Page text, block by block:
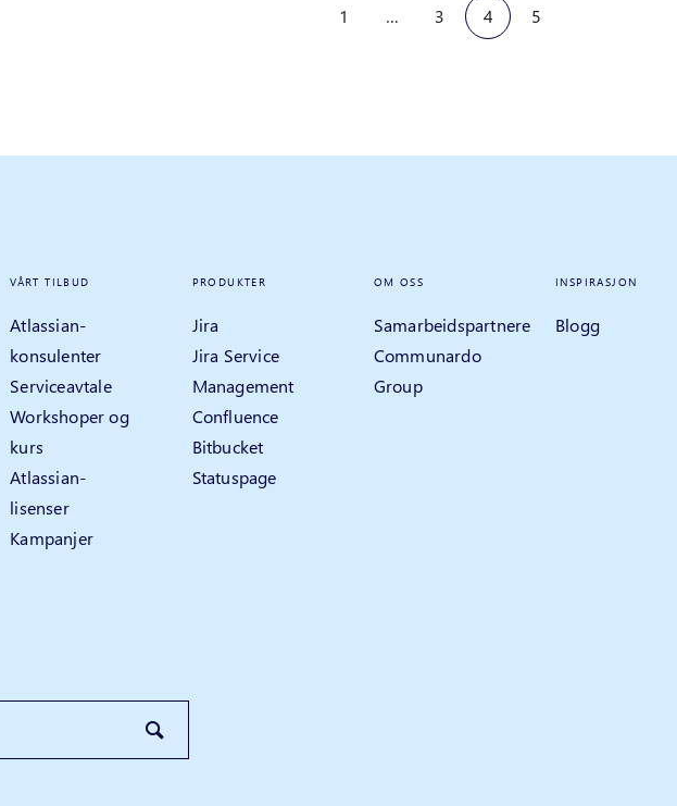
1 … 3 4 5
VÅRT TILBUD
Atlassian-
konsulenter
Serviceavtale
Workshoper og
kurs
Atlassian-
lisenser
Kampanjer
PRODUKTER
Jira
Jira Service
Management
Confluence
Bitbucket
Statuspage
OM OSS
Samarbeidspartnere
Communardo
Group
INSPIRASJON
Blogg